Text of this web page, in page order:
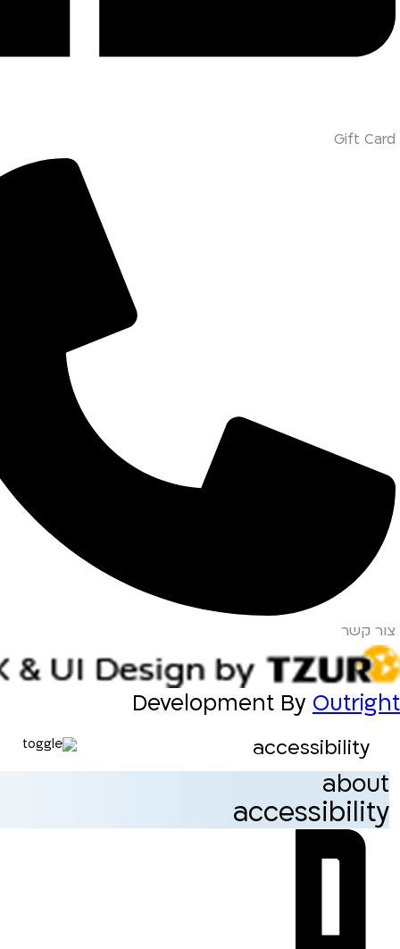
Gift Card
צור קשר
Development By Outright
accessibility
about
accessibility